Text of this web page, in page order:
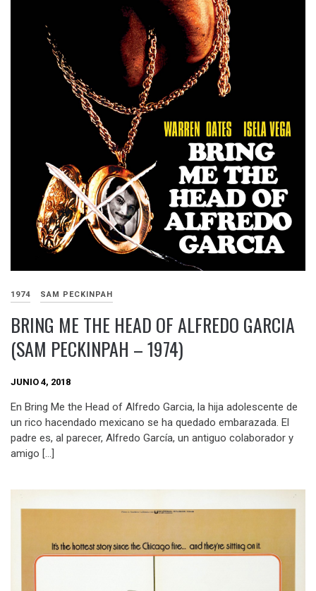
1974 SAM PECKINPAH
BRING ME THE HEAD OF ALFREDO GARCIA
(SAM PECKINPAH – 1974)
JUNIO 4, 2018
En Bring Me the Head of Alfredo Garcia, la hija adolescente de
un rico hacendado mexicano se ha quedado embarazada. El
padre es, al parecer, Alfredo García, un antiguo colaborador y
amigo […]